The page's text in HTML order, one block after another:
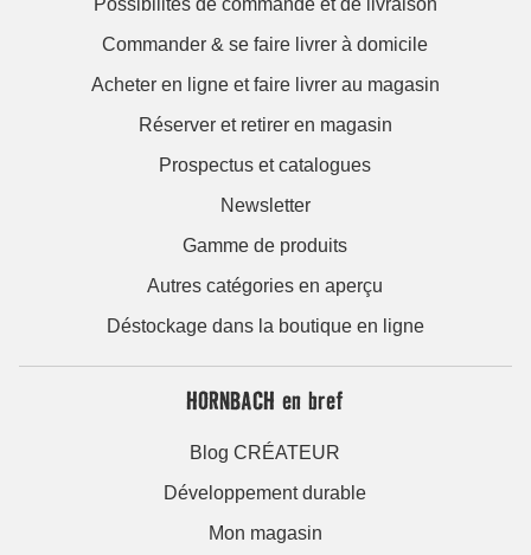
Possibilités de commande et de livraison
Commander & se faire livrer à domicile
Acheter en ligne et faire livrer au magasin
Réserver et retirer en magasin
Prospectus et catalogues
Newsletter
Gamme de produits
Autres catégories en aperçu
Déstockage dans la boutique en ligne
HORNBACH en bref
Blog CRÉATEUR
Développement durable
Mon magasin